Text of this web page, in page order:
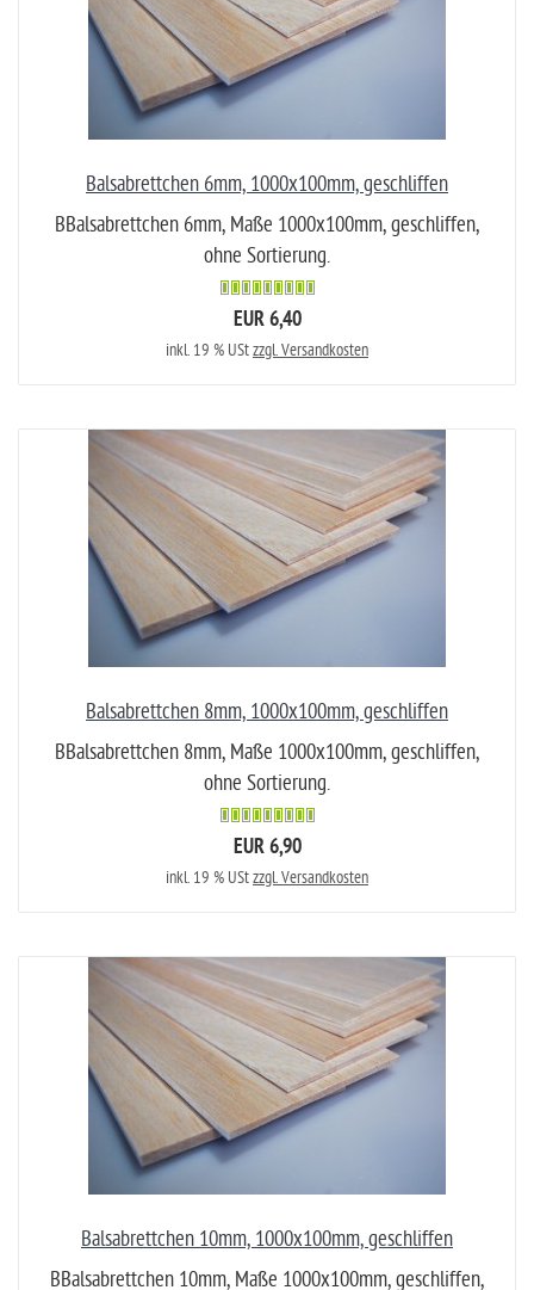
Balsabrettchen 6mm, 1000x100mm, geschliffen
BBalsabrettchen 6mm, Maße 1000x100mm, geschliffen,
ohne Sortierung.
EUR 6,40
inkl. 19 % UStzzgl. Versandkosten
Balsabrettchen 8mm, 1000x100mm, geschliffen
BBalsabrettchen 8mm, Maße 1000x100mm, geschliffen,
ohne Sortierung.
EUR 6,90
inkl. 19 % UStzzgl. Versandkosten
Balsabrettchen 10mm, 1000x100mm, geschliffen
BBalsabrettchen 10mm, Maße 1000x100mm, geschliffen,